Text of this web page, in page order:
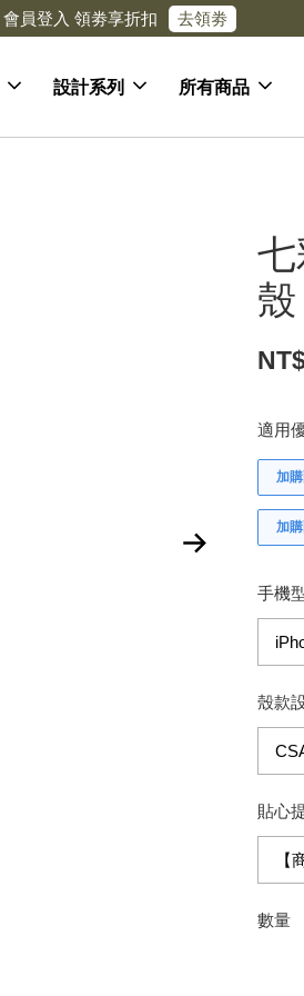
會員登入 領劵享折扣 去領劵
設計系列 所有商品
適用
加
加
手機
殼款
貼心
數量